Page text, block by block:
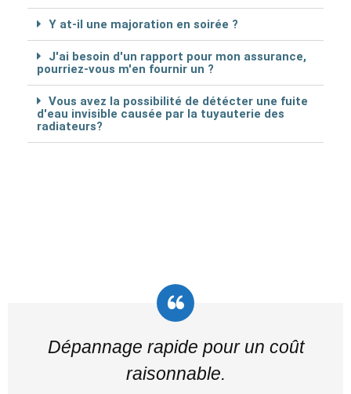
Y at-il une majoration en soirée ?
J'ai besoin d'un rapport pour mon assurance,
pourriez-vous m'en fournir un ?
Vous avez la possibilité de détécter une fuite
d'eau invisible causée par la tuyauterie des
radiateurs?
Dépannage rapide pour un coût
raisonnable.